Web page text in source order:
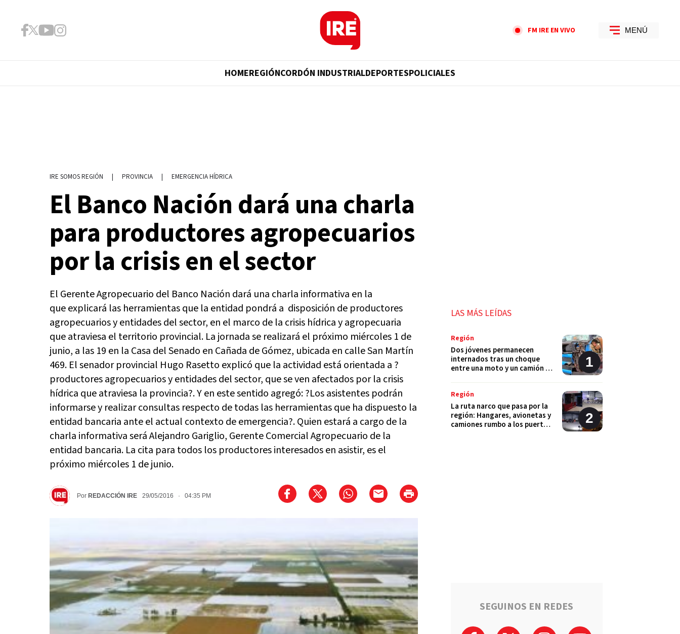
FM IRE EN VIVO MENÚ
HOMEREGIÓNCORDÓN INDUSTRIALDEPORTESPOLICIALES
IRE SOMOS REGIÓN | PROVINCIA | EMERGENCIA HÍDRICA
El Banco Nación dará una charla
para productores agropecuarios
por la crisis en el sector
El Gerente Agropecuario del Banco Nación dará una charla informativa en la
que explicará las herramientas que la entidad pondrá a disposición de productores
agropecuarios y entidades del sector, en el marco de la crisis hídrica y agropecuaria
que atraviesa el territorio provincial. La jornada se realizará el próximo miércoles 1 de
junio, a las 19 en la Casa del Senado en Cañada de Gómez, ubicada en calle San Martín
469. El senador provincial Hugo Rasetto explicó que la actividad está orientada a ?
productores agropecuarios y entidades del sector, que se ven afectados por la crisis
hídrica que atraviesa la provincia?. Y en este sentido agregó: ?Los asistentes podrán
informarse y realizar consultas respecto de todas las herramientas que ha dispuesto la
entidad bancaria ante el actual contexto de emergencia?. Quien estará a cargo de la
charla informativa será Alejandro Gariglio, Gerente Comercial Agropecuario de la
entidad bancaria. La cita para todos los productores interesados en asistir, es el
próximo miércoles 1 de junio.
Por REDACCIÓN IRE 29/05/2016 · 04:35 PM
LAS MÁS LEÍDAS
Región
Dos jóvenes permanecen
internados tras un choque
entre una moto y un camión en
Región
La ruta narco que pasa por la
región: Hangares, avionetas y
camiones rumbo a los puertos
en Luis PalaciosSEGUINOS EN REDES